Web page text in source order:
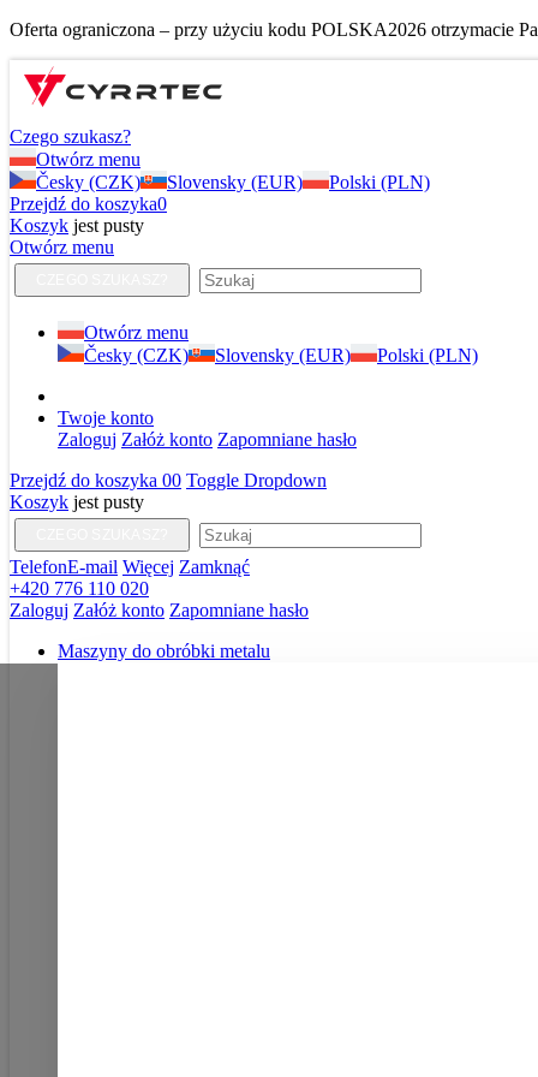
Oferta ograniczona – przy użyciu kodu POLSKA2026 otrzymacie
Czego szukasz?
Otwórz menu
Česky (CZK)
Slovensky (EUR)
Polski (PLN)
Przejdź do koszyka0
Koszyk jest pusty
Otwórz menu
Otwórz menu
Česky (CZK)
Slovensky (EUR) Polski (PLN)
Twoje konto
Zaloguj Załóż konto Zapomniane hasło
Przejdź do koszyka 00 Toggle Dropdown
Koszyk jest pusty
TelefonE-mail Więcej Zamknąć
+420 776 110 020
Zaloguj Załóż konto Zapomniane hasło
Maszyny do obróbki metalu